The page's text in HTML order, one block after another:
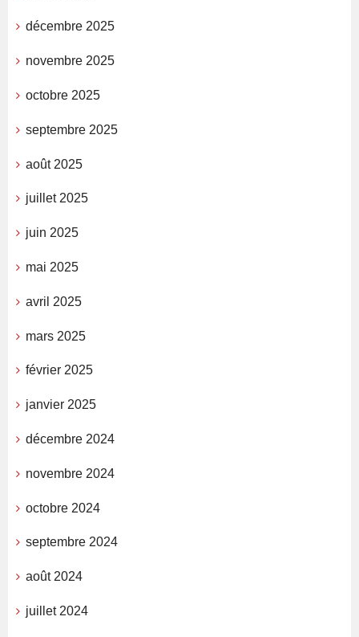
décembre 2025
novembre 2025
octobre 2025
septembre 2025
août 2025
juillet 2025
juin 2025
mai 2025
avril 2025
mars 2025
février 2025
janvier 2025
décembre 2024
novembre 2024
octobre 2024
septembre 2024
août 2024
juillet 2024